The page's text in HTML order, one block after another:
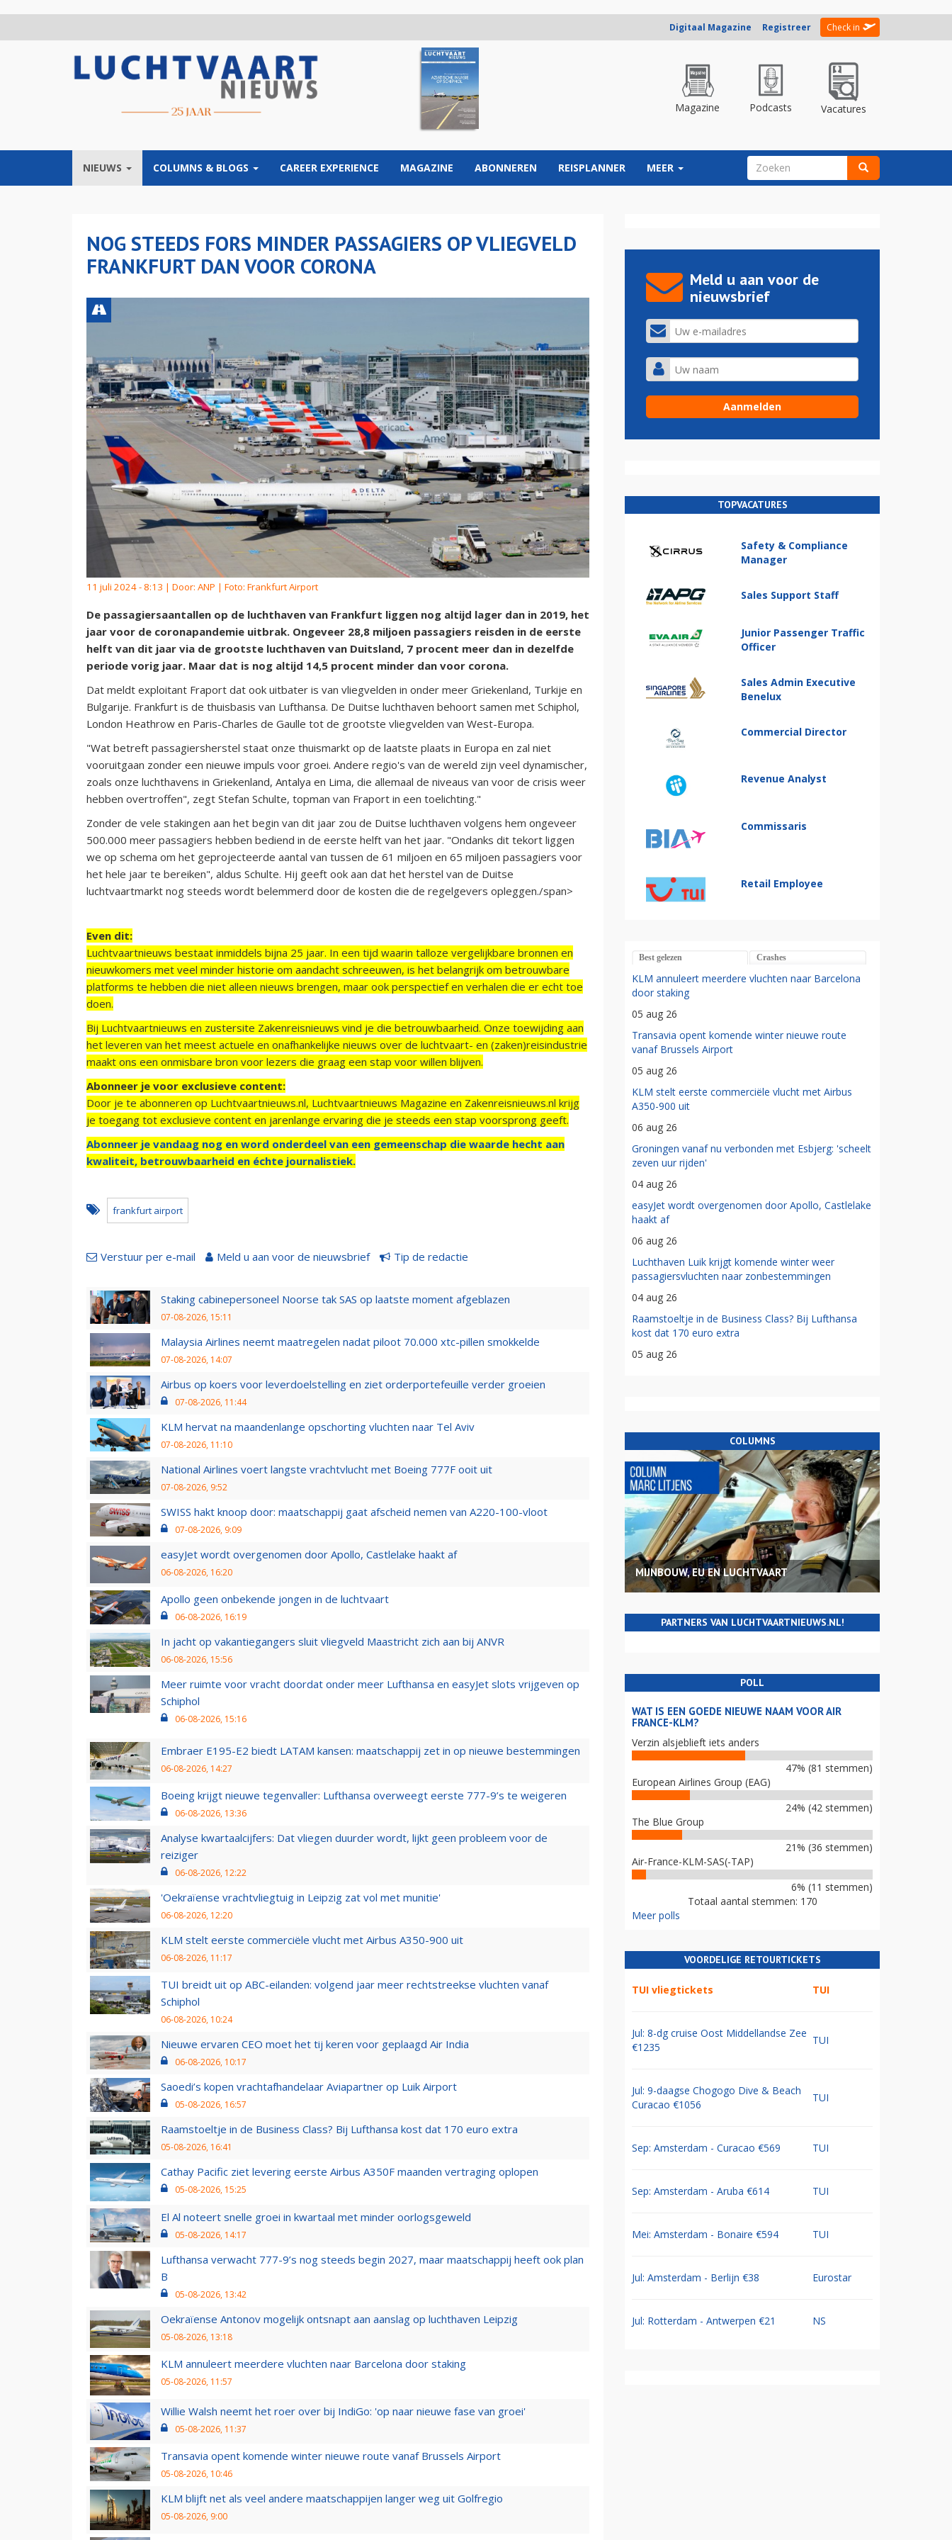
Digitaal Magazine Registreer Check in
Magazine Podcasts Vacatures
NIEUWS COLUMNS & BLOGS CAREER EXPERIENCE MAGAZINE ABONNEREN REISPLANNER MEER ZOEKVELD
NOG STEEDS FORS MINDER PASSAGIERS OP VLIEGVELD
FRANKFURT DAN VOOR CORONA
11 juli 2024 - 8:13 | Door: ANP | Foto: Frankfurt Airport
De passagiersaantallen op de luchthaven van Frankfurt liggen nog altijd lager dan in 2019, het
jaar voor de coronapandemie uitbrak. Ongeveer 28,8 miljoen passagiers reisden in de eerste
helft van dit jaar via de grootste luchthaven van Duitsland, 7 procent meer dan in dezelfde
periode vorig jaar. Maar dat is nog altijd 14,5 procent minder dan voor corona.
Dat meldt exploitant Fraport dat ook uitbater is van vliegvelden in onder meer Griekenland, Turkije en
Bulgarije. Frankfurt is de thuisbasis van Lufthansa. De Duitse luchthaven behoort samen met Schiphol,
London Heathrow en Paris-Charles de Gaulle tot de grootste vliegvelden van West-Europa.
"Wat betreft passagiersherstel staat onze thuismarkt op de laatste plaats in Europa en zal niet
vooruitgaan zonder een nieuwe impuls voor groei. Andere regio's van de wereld zijn veel dynamischer,
zoals onze luchthavens in Griekenland, Antalya en Lima, die allemaal de niveaus van voor de crisis weer
hebben overtroffen", zegt Stefan Schulte, topman van Fraport in een toelichting."
Zonder de vele stakingen aan het begin van dit jaar zou de Duitse luchthaven volgens hem ongeveer
500.000 meer passagiers hebben bediend in de eerste helft van het jaar. "Ondanks dit tekort liggen
we op schema om het geprojecteerde aantal van tussen de 61 miljoen en 65 miljoen passagiers voor
het hele jaar te bereiken", aldus Schulte. Hij geeft ook aan dat het herstel van de Duitse
luchtvaartmarkt nog steeds wordt belemmerd door de kosten die de regelgevers opleggen./span>
Even dit:
Luchtvaartnieuws bestaat inmiddels bijna 25 jaar. In een tijd waarin talloze vergelijkbare bronnen en
nieuwkomers met veel minder historie om aandacht schreeuwen, is het belangrijk om betrouwbare
platforms te hebben die niet alleen nieuws brengen, maar ook perspectief en verhalen die er echt toe
doen.
Bij Luchtvaartnieuws en zustersite Zakenreisnieuws vind je die betrouwbaarheid. Onze toewijding aan
het leveren van het meest actuele en onafhankelijke nieuws over de luchtvaart- en (zaken)reisindustrie
maakt ons een onmisbare bron voor lezers die graag een stap voor willen blijven.
Abonneer je voor exclusieve content:
Door je te abonneren op Luchtvaartnieuws.nl, Luchtvaartnieuws Magazine en Zakenreisnieuws.nl krijg
je toegang tot exclusieve content en jarenlange ervaring die je steeds een stap voorsprong geeft.
Abonneer je vandaag nog en word onderdeel van een gemeenschap die waarde hecht aan
kwaliteit, betrouwbaarheid en échte journalistiek.
frankfurt airport
Verstuur per e-mail Meld u aan voor de nieuwsbrief Tip de redactie
Staking cabinepersoneel Noorse tak SAS op laatste moment afgeblazen
07-08-2026, 15:11
Malaysia Airlines neemt maatregelen nadat piloot 70.000 xtc-pillen smokkelde
07-08-2026, 14:07
Airbus op koers voor leverdoelstelling en ziet orderportefeuille verder groeien
07-08-2026, 11:44
KLM hervat na maandenlange opschorting vluchten naar Tel Aviv
07-08-2026, 11:10
National Airlines voert langste vrachtvlucht met Boeing 777F ooit uit
07-08-2026, 9:52
SWISS hakt knoop door: maatschappij gaat afscheid nemen van A220-100-vloot
07-08-2026, 9:09
easyJet wordt overgenomen door Apollo, Castlelake haakt af
06-08-2026, 16:20
Apollo geen onbekende jongen in de luchtvaart
06-08-2026, 16:19
In jacht op vakantiegangers sluit vliegveld Maastricht zich aan bij ANVR
06-08-2026, 15:56
Meer ruimte voor vracht doordat onder meer Lufthansa en easyJet slots vrijgeven op
Schiphol
06-08-2026, 15:16
Embraer E195-E2 biedt LATAM kansen: maatschappij zet in op nieuwe bestemmingen
06-08-2026, 14:27
Boeing krijgt nieuwe tegenvaller: Lufthansa overweegt eerste 777-9’s te weigeren
06-08-2026, 13:36
Analyse kwartaalcijfers: Dat vliegen duurder wordt, lijkt geen probleem voor de
reiziger
06-08-2026, 12:22
'Oekraïense vrachtvliegtuig in Leipzig zat vol met munitie'
06-08-2026, 12:20
KLM stelt eerste commerciële vlucht met Airbus A350-900 uit
06-08-2026, 11:17
TUI breidt uit op ABC-eilanden: volgend jaar meer rechtstreekse vluchten vanaf
Schiphol
06-08-2026, 10:24
Nieuwe ervaren CEO moet het tij keren voor geplaagd Air India
06-08-2026, 10:17
Saoedi’s kopen vrachtafhandelaar Aviapartner op Luik Airport
05-08-2026, 16:57
Raamstoeltje in de Business Class? Bij Lufthansa kost dat 170 euro extra
05-08-2026, 16:41
Cathay Pacific ziet levering eerste Airbus A350F maanden vertraging oplopen
05-08-2026, 15:25
El Al noteert snelle groei in kwartaal met minder oorlogsgeweld
05-08-2026, 14:17
Lufthansa verwacht 777-9’s nog steeds begin 2027, maar maatschappij heeft ook plan
B
05-08-2026, 13:42
Oekraïense Antonov mogelijk ontsnapt aan aanslag op luchthaven Leipzig
05-08-2026, 13:18
KLM annuleert meerdere vluchten naar Barcelona door staking
05-08-2026, 11:57
Willie Walsh neemt het roer over bij IndiGo: 'op naar nieuwe fase van groei'
05-08-2026, 11:37
Transavia opent komende winter nieuwe route vanaf Brussels Airport
05-08-2026, 10:46
KLM blijft net als veel andere maatschappijen langer weg uit Golfregio
05-08-2026, 9:00
Meld u aan voor de
nieuwsbrief
TOPVACATURES
Safety & Compliance
Manager
Sales Support Staff
Junior Passenger Traffic
Officer
Sales Admin Executive
Benelux
Commercial Director
Revenue Analyst
Commissaris
Retail Employee
Best gelezen Crashes
KLM annuleert meerdere vluchten naar Barcelona
door staking
05 aug 26
Transavia opent komende winter nieuwe route
vanaf Brussels Airport
05 aug 26
KLM stelt eerste commerciële vlucht met Airbus
A350-900 uit
06 aug 26
Groningen vanaf nu verbonden met Esbjerg: 'scheelt
zeven uur rijden'
04 aug 26
easyJet wordt overgenomen door Apollo, Castlelake
haakt af
06 aug 26
Luchthaven Luik krijgt komende winter weer
passagiersvluchten naar zonbestemmingen
04 aug 26
Raamstoeltje in de Business Class? Bij Lufthansa
kost dat 170 euro extra
05 aug 26
COLUMNS
MIJNBOUW, EU EN LUCHTVAART
PARTNERS VAN LUCHTVAARTNIEUWS.NL!
POLL
WAT IS EEN GOEDE NIEUWE NAAM VOOR AIR
FRANCE-KLM?
Verzin alsjeblieft iets anders
47% (81 stemmen)
European Airlines Group (EAG)
24% (42 stemmen)
The Blue Group
21% (36 stemmen)
Air-France-KLM-SAS(-TAP)
6% (11 stemmen)
Totaal aantal stemmen: 170
Meer polls
VOORDELIGE RETOURTICKETS
TUI vliegtickets TUI
Jul: 8-dg cruise Oost Middellandse Zee
€1235
TUI
Jul: 9-daagse Chogogo Dive & Beach
Curacao €1056
TUI
Sep: Amsterdam - Curacao €569 TUI
Sep: Amsterdam - Aruba €614 TUI
Mei: Amsterdam - Bonaire €594 TUI
Jul: Amsterdam - Berlijn €38 Eurostar
Jul: Rotterdam - Antwerpen €21 NS